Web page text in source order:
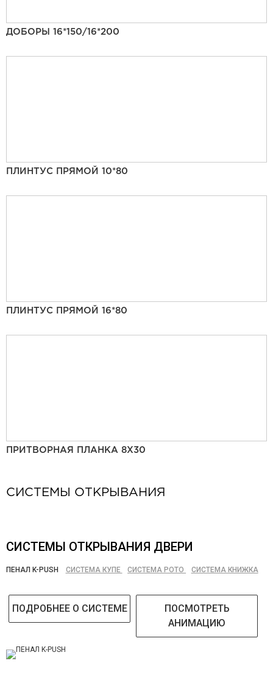
ДОБОРЫ 16*150/16*200
ПЛИНТУС ПРЯМОЙ 10*80
ПЛИНТУС ПРЯМОЙ 16*80
ПРИТВОРНАЯ ПЛАНКА 8Х30
СИСТЕМЫ ОТКРЫВАНИЯ
СИСТЕМЫ ОТКРЫВАНИЯ ДВЕРИ
ПЕНАЛ K-PUSH СИСТЕМА КУПЕ СИСТЕМА РОТО СИСТЕМА КНИЖКА
ПОДРОБНЕЕ О СИСТЕМЕ
ПОСМОТРЕТЬ
АНИМАЦИЮ